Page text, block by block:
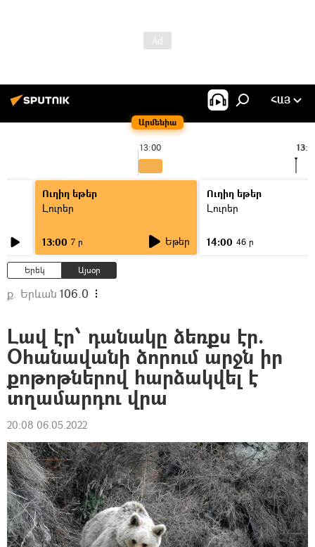
Արմենիա
ՀԱՅ
13:00
Ուղիղ եթեր
Լուրեր
13:00 7 ր Եթեր
Ուղիղ եթեր
Լուրեր
14:00 46 ր
Երեկ Այսօր
ք. Երևան 106.0
Լավ էր՝ դանակը ձեռքս էր.
Օհանավանի ձորում արջն իր
քոթոթներով հարձակվել է
տղամարդու վրա
20:08 06.05.2022